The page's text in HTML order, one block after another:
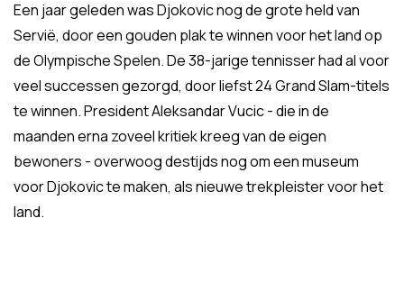
Een jaar geleden was Djokovic nog de grote held van
Servië, door een gouden plak te winnen voor het land op
de Olympische Spelen. De 38-jarige tennisser had al voor
veel successen gezorgd, door liefst 24 Grand Slam-titels
te winnen. President Aleksandar Vucic - die in de
maanden erna zoveel kritiek kreeg van de eigen
bewoners - overwoog destijds nog om een museum
voor Djokovic te maken, als nieuwe trekpleister voor het
land.